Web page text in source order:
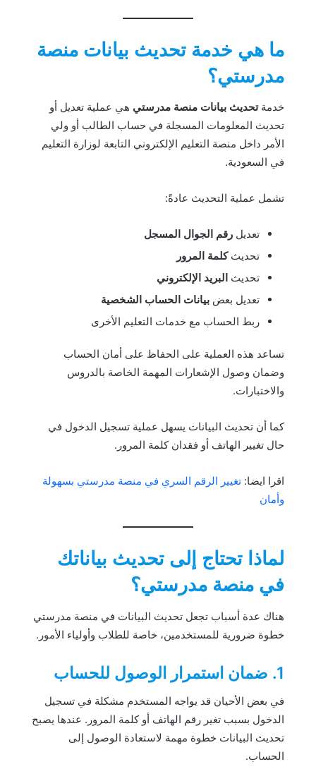
ما هي خدمة تحديث بيانات منصة
مدرستي؟
خدمةتحديث بيانات منصة مدرستي هي عملية تعديل أو
تحديث المعلومات المسجلة في حساب الطالب أو ولي
الأمر داخل منصة التعليم الإلكتروني التابعة لوزارة التعليم
في السعودية.
تشمل عملية التحديث عادةً:
تعديل رقم الجوال المسجل
تحديثكلمة المرور
تحديث البريد الإلكتروني
تعديل بعض بيانات الحساب الشخصية
ربط الحساب مع خدمات التعليم الأخرى
تساعد هذه العملية على الحفاظ على أمان الحساب
وضمان وصول الإشعارات المهمة الخاصة بالدروس
والاختبارات.
كما أن تحديث البيانات يسهل عملية تسجيل الدخول في
حال تغيير الهاتف أو فقدان كلمة المرور.
اقرا ايضا: تغيير الرقم السري في منصة مدرستي بسهولة
وأمان
لماذا تحتاج إلى تحديث بياناتك
في منصة مدرستي؟
هناك عدة أسباب تجعل تحديث البيانات في منصة مدرستي
خطوة ضرورية للمستخدمين، خاصة للطلاب وأولياء الأمور.
1. ضمان استمرار الوصول للحساب
في بعض الأحيان قد يواجه المستخدم مشكلة في تسجيل
الدخول بسبب تغير رقم الهاتف أو كلمة المرور. عندها يصبح
تحديث البيانات خطوة مهمة لاستعادة الوصول إلى
الحساب.